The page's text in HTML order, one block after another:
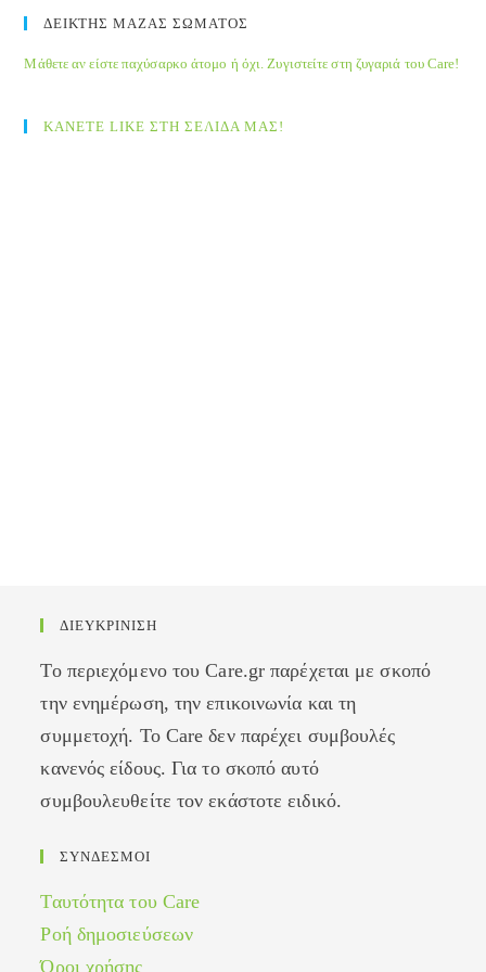
ΔΕΙΚΤΗΣ ΜΑΖΑΣ ΣΩΜΑΤΟΣ
Μάθετε αν είστε παχύσαρκο άτομο ή όχι. Ζυγιστείτε στη ζυγαριά του Care!
ΚΑΝΕΤΕ LIKE ΣΤΗ ΣΕΛΙΔΑ ΜΑΣ!
ΔΙΕΥΚΡΙΝΙΣΗ
Το περιεχόμενο του Care.gr παρέχεται με σκοπό
την ενημέρωση, την επικοινωνία και τη
συμμετοχή. Το Care δεν παρέχει συμβουλές
κανενός είδους. Για το σκοπό αυτό
συμβουλευθείτε τον εκάστοτε ειδικό.
ΣΥΝΔΕΣΜΟΙ
Ταυτότητα του Care
Ροή δημοσιεύσεων
Όροι χρήσης